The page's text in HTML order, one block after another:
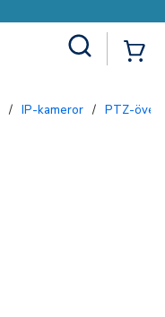
/ IP-kameror / PTZ-